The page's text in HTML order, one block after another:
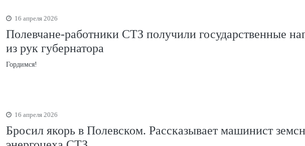
16 апреля 2026
Полевчане-работники СТЗ получили государственные
из рук губернатора
Гордимся!
16 апреля 2026
Бросил якорь в Полевском. Рассказывает машинист